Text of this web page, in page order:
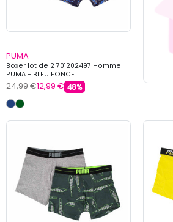
PUMA
Boxer lot de 2 701202497 Homme
PUMA - BLEU FONCE
24,99 €12,99 € 48%